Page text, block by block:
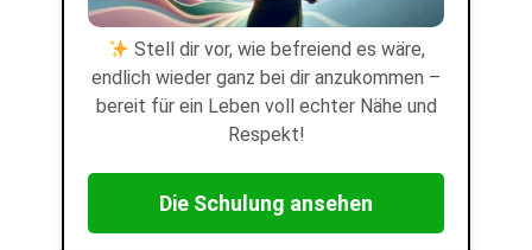
Stell dir vor, wie befreiend es wäre,
endlich wieder ganz bei dir anzukommen –
bereit für ein Leben voll echter Nähe und
Respekt!
Die Schulung ansehen